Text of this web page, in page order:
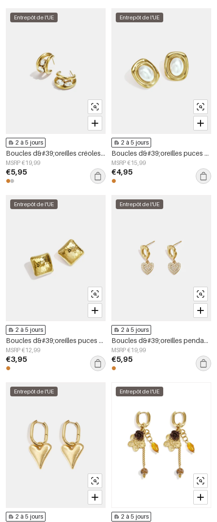
Entrepôt de l'UE
2 à 5 jours
Boucles d&#39;oreilles créoles en acier inoxydable, forme géométrique, collection simple pour le quotidien, bijoux pour femmes
MSRP €19,99
€5,95
Entrepôt de l'UE
2 à 5 jours
Boucles d&#39;oreilles puces en acier inoxydable, forme géométrique, collection simple pour le quotidien, bijoux pour femmes
MSRP €15,99
€4,95
Entrepôt de l'UE
2 à 5 jours
Boucles d&#39;oreilles puces en acier inoxydable, forme géométrique, collection simple pour le quotidien, bijoux pour femmes
MSRP €12,99
€3,95
Entrepôt de l'UE
2 à 5 jours
Boucles d&#39;oreilles pendantes en acier inoxydable en forme de cœur, collection Daily Simple, bijoux pour femmes
MSRP €19,99
€5,95
Entrepôt de l'UE
2 à 5 jours
Entrepôt de l'UE
2 à 5 jours